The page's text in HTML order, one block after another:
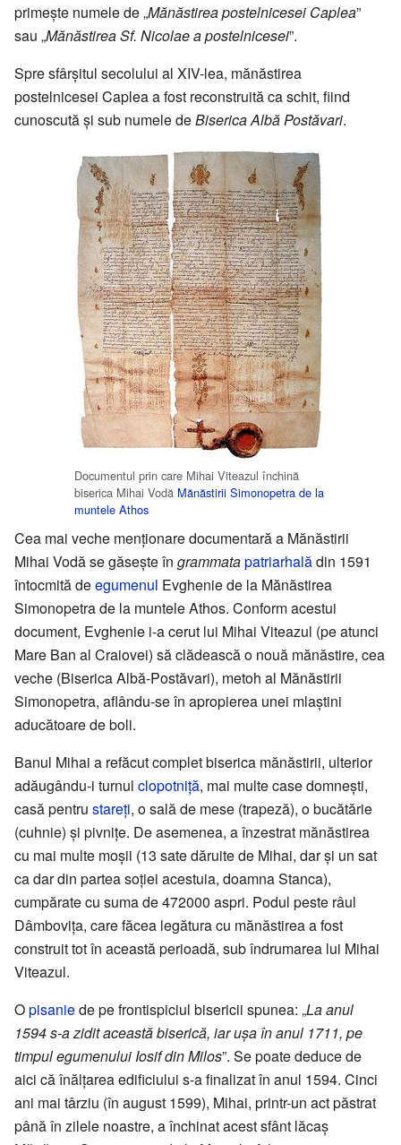
primește numele de „Mănăstirea postelnicesei Caplea”
sau „Mănăstirea Sf. Nicolae a postelnicesei”.
Spre sfârșitul secolului al XIV-lea, mănăstirea
postelnicesei Caplea a fost reconstruită ca schit, fiind
cunoscută și sub numele deBiserica Albă Postăvari.
Documentul prin care Mihai Viteazul închină
biserica Mihai Vodă Mănăstirii Simonopetra de la
muntele Athos
Cea mai veche menționare documentară a Mănăstirii
Mihai Vodă se găsește în grammatapatriarhalădin 1591
întocmită deegumenul Evghenie de la Mănăstirea
Simonopetra de la muntele Athos. Conform acestui
document, Evghenie i-a cerut lui Mihai Viteazul (pe atunci
Mare Ban al Craiovei) să clădească o nouă mănăstire, cea
veche (Biserica Albă-Postăvari), metoh al Mănăstirii
Simonopetra, aflându-se în apropierea unei mlaștini
aducătoare de boli.
Banul Mihai a refăcut complet biserica mănăstirii, ulterior
adăugându-i turnul clopotniță, mai multe case domnești,
casă pentru stareți, o sală de mese (trapeză), o bucătărie
(cuhnie) și pivnițe. De asemenea, a înzestrat mănăstirea
cu mai multe moșii (13 sate dăruite de Mihai, dar și un sat
ca dar din partea soției acestuia, doamna Stanca),
cumpărate cu suma de 472000 aspri. Podul peste râul
Dâmbovița, care făcea legătura cu mănăstirea a fost
construit tot în această perioadă, sub îndrumarea lui Mihai
Viteazul.
Opisaniede pe frontispiciul bisericii spunea: „La anul
1594 s-a zidit această biserică, iar ușa în anul 1711, pe
timpul egumenului Iosif din Milos”. Se poate deduce de
aici că înălțarea edificiului s-a finalizat în anul 1594. Cinci
ani mai târziu (în august 1599), Mihai, printr-un act păstrat
până în zilele noastre, a închinat acest sfânt lăcaș